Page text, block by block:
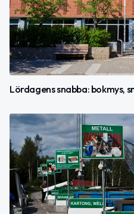
Lördagens snabba: bokmys,